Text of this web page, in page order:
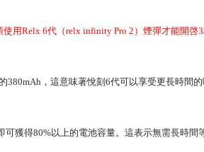
使用Relx 6代（relx infinity Pro 2）煙彈才能開啓
，這意味著悅刻6代可以享受更長時間
獲得80%以上的電池容量。這表示無需長時間